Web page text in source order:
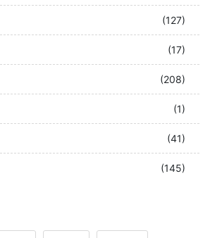
(127)
(17)
(208)
(1)
(41)
(145)